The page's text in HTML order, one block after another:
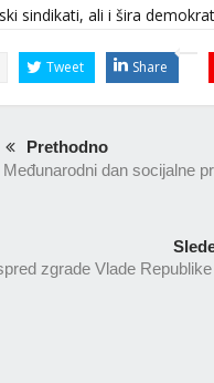
sindikati, ali i šira
Tweet Share
Prethodno
Međunarodni dan socijalne
zgrade Vlade